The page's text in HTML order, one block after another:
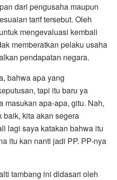
dari pengusaha maupun
tarif tersebut. Oleh
mengevaluasi kembali
memberatkan pelaku usaha
pendapatan negara.
bahwa apa yang
tapi itu baru ya
masukan apa-apa, gitu. Nah,
baik, kita akan segera
lagi saya katakan bahwa itu
itu kan nanti jadi PP. PP-nya
tambang ini didasari oleh